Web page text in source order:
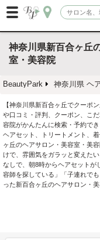
神奈川県新百合ヶ丘
室・美容院
BeautyPark 神奈川県 ヘ
【神奈川県新百合ヶ丘でクーポ
や口コミ・評判、クーポン、こ
容院がかんたんに検索・予約で
ヘアセット、トリートメント、
ヶ丘のヘアサロン・美容室・美
けで、雰囲気をガラッと変えた
なしで、朝8時からヘアセットが
容師を探している」「子連れで
った新百合ヶ丘のヘアサロン・